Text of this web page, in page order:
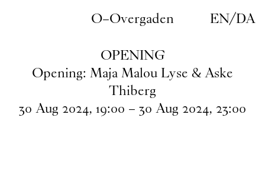
O–Overgaden EN/DA
OPENING
Opening: Maja Malou Lyse & Aske
Thiberg
30 Aug 2024, 19:00 – 30 Aug 2024, 23:00